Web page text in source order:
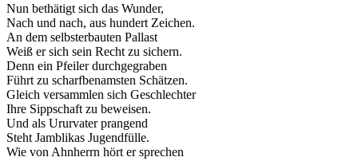
Nun bethätigt sich das Wunder,
Nach und nach, aus hundert Zeichen.
An dem selbsterbauten Pallast
Weiß er sich sein Recht zu sichern.
Denn ein Pfeiler durchgegraben
Führt zu scharfbenamsten Schätzen.
Gleich versammlen sich Geschlechter
Ihre Sippschaft zu beweisen.
Und als Ururvater prangend
Steht Jamblikas Jugendfülle.
Wie von Ahnherrn hört er sprechen